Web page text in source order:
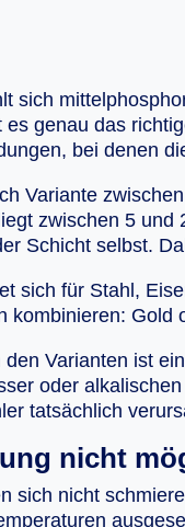
sich
genau das
bei denen
Variante
zwischen 5
Schicht selbst.
sich für Stahl,
kombinieren:
Varianten ist
oder
tatsächlich
nicht
sich nicht